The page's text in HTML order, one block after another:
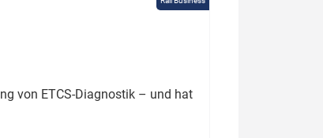
von ETCS-Diagnostik – und hat